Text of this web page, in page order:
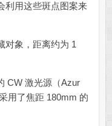
利用这些斑点图案来
象，距离约为 1
激光源（Azur
用了焦距 180mm 的